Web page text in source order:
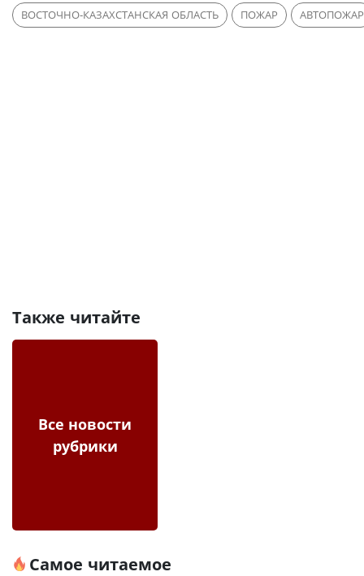
ВОСТОЧНО-КАЗАХСТАНСКАЯ ОБЛАСТЬ ПОЖАР АВТОПОЖАР
Также читайте
Все новости
рубрики
Самое читаемое